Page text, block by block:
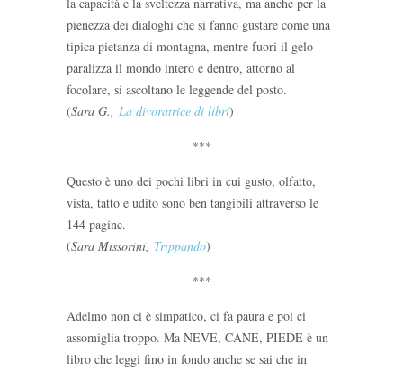
la capacità e la sveltezza narrativa, ma anche per la
pienezza dei dialoghi che si fanno gustare come una
tipica pietanza di montagna, mentre fuori il gelo
paralizza il mondo intero e dentro, attorno al
focolare, si ascoltano le leggende del posto.
(Sara G., La divoratrice di libri)
***
Questo è uno dei pochi libri in cui gusto, olfatto,
vista, tatto e udito sono ben tangibili attraverso le
144 pagine.
(Sara Missorini, Trippando)
***
Adelmo non ci è simpatico, ci fa paura e poi ci
assomiglia troppo. Ma NEVE, CANE, PIEDE è un
libro che leggi fino in fondo anche se sai che in